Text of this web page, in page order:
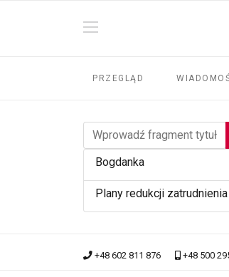
PRZEGLĄD
Wprowadź fragment tytułu
Bogdanka
Plany redukcji
+48 602 811 876 +48 500